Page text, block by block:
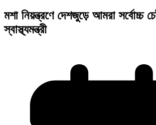
মশা নিয়ন্ত্রণে দেশজুড়ে আমরা সর্বোচ্চ
স্বাস্থ্যমন্ত্রী